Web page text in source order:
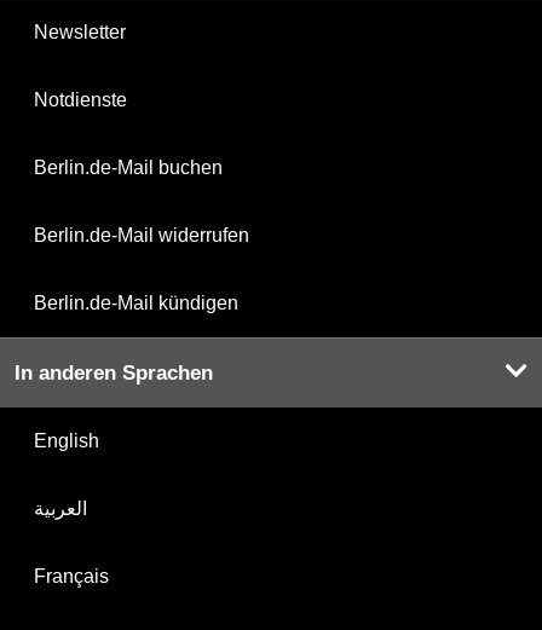
Newsletter
Notdienste
Berlin.de-Mail buchen
Berlin.de-Mail widerrufen
Berlin.de-Mail kündigen
In anderen Sprachen
English
العربية
Français